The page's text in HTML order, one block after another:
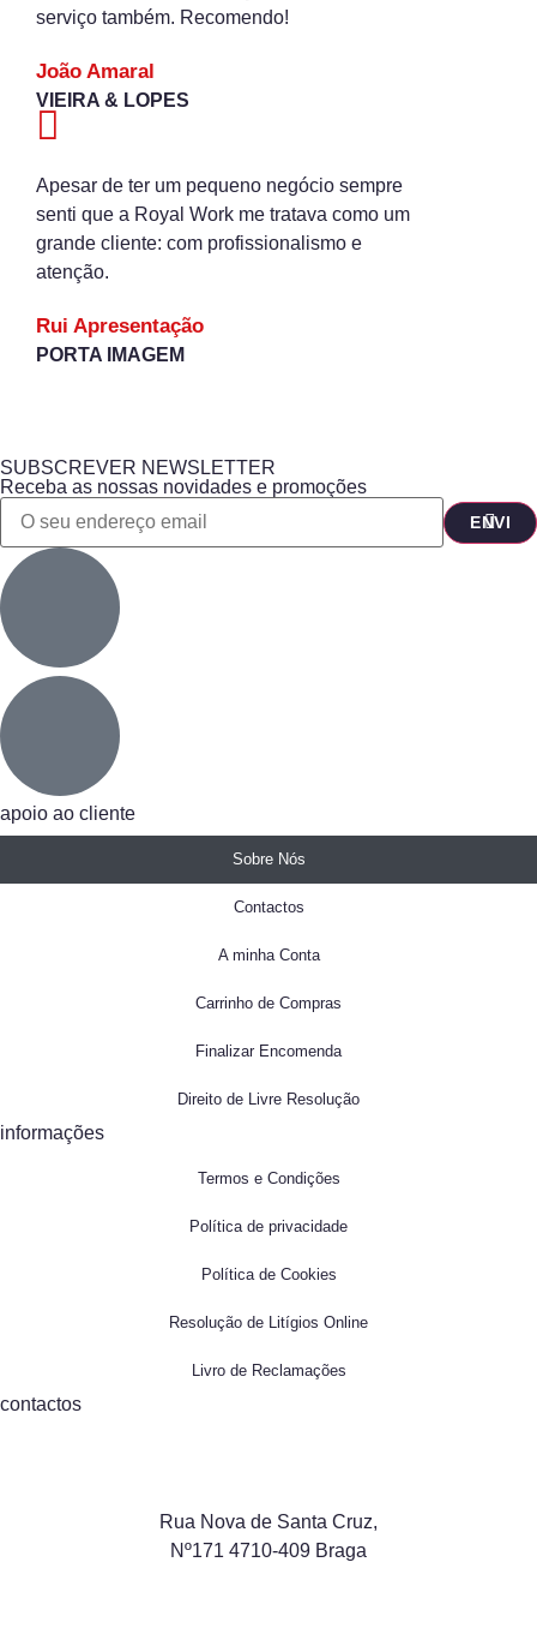
João Amaral
VIEIRA & LOPES
serviço também. Recomendo!
Rui Apresentação
PORTA IMAGEM
Apesar de ter um pequeno negócio sempre
senti que a Royal Work me tratava como um
grande cliente: com profissionalismo e
atenção.
SUBSCREVER NEWSLETTER
Receba as nossas novidades e promoções
apoio ao cliente
Sobre Nós
Contactos
A minha Conta
Carrinho de Compras
Finalizar Encomenda
Direito de Livre Resolução
informações
Termos e Condições
Política de privacidade
Política de Cookies
Resolução de Litígios Online
Livro de Reclamações
contactos
Rua Nova de Santa Cruz,
Nº171 4710-409 Braga